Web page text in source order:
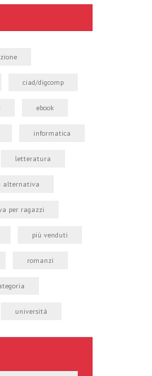
ciad/digcomp
ebook
informatica
letteratura
alternativa
per ragazzi
più venduti
romanzi
università